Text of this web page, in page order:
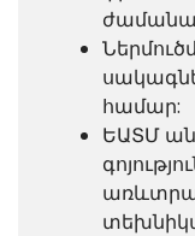
համար:
ԵԱՏՄ